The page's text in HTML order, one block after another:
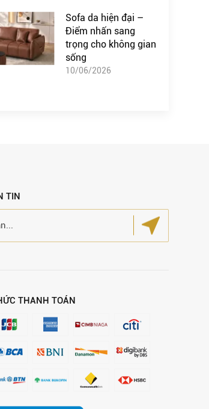
Sofa da hiện đại –
Điểm nhấn sang
trọng cho không gian
sống
10/06/2026
TIN
THANH TOÁN